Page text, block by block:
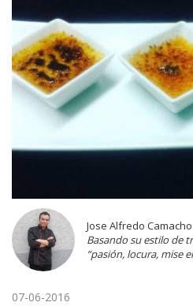
Jose Alfredo Camacho
Basando su estilo de
“pasión, locura, mise
07-06-2016